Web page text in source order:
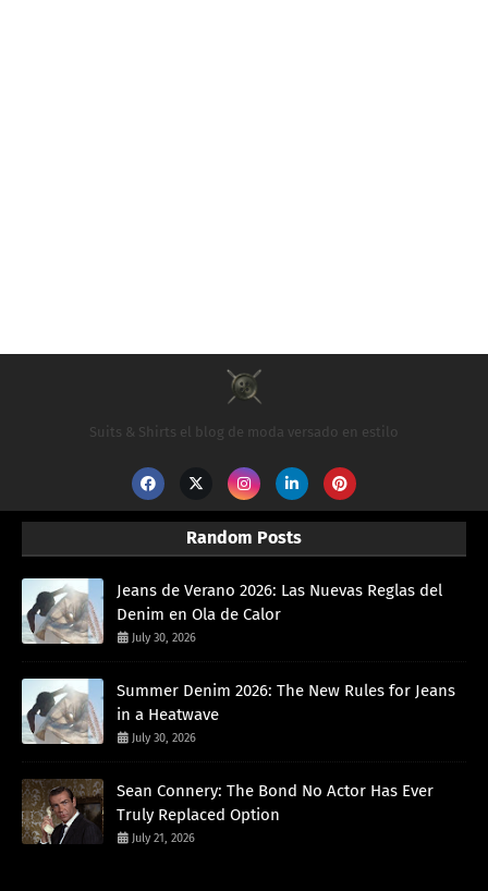
Suits & Shirts el blog de moda versado en estilo
Random Posts
Jeans de Verano 2026: Las Nuevas Reglas del
Denim en Ola de Calor
July 30, 2026
Summer Denim 2026: The New Rules for Jeans
in a Heatwave
July 30, 2026
Sean Connery: The Bond No Actor Has Ever
Truly Replaced Option
July 21, 2026